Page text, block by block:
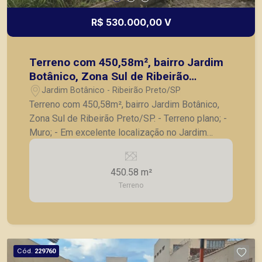
R$ 530.000,00 V
Terreno com 450,58m², bairro Jardim
Botânico, Zona Sul de Ribeirão
Preto/SP.
Jardim Botânico - Ribeirão Preto/SP
Terreno com 450,58m², bairro Jardim Botânico,
Zona Sul de Ribeirão Preto/SP. - Terreno plano; -
Muro; - Em excelente localização no Jardim
Botânico. A Piramid tem como objetivo atender
seus clientes com agilidade e segurança, em
locação, vendas de imóveis prontos, usados ou
mesmo nos principais lançamentos da cidade de
Ribeirão Preto.
450.58 m²
Terreno
Cód. 229760